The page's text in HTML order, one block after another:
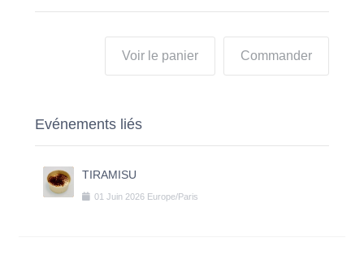
Commander
Voir le panier
Evénements liés
TIRAMISU
01 Juin 2026 Europe/Paris